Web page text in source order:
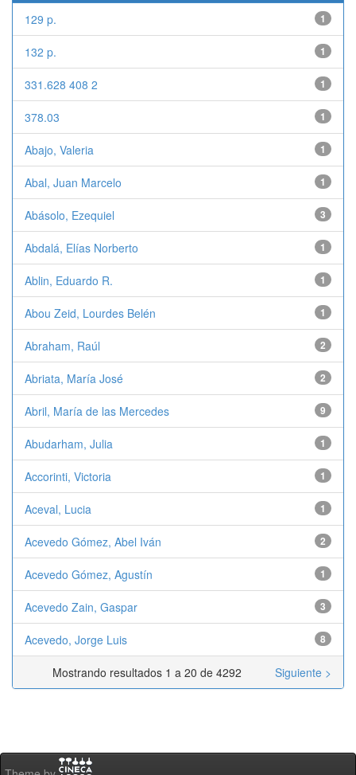
129 p. 1
132 p. 1
331.628 408 2 1
378.03 1
Abajo, Valeria 1
Abal, Juan Marcelo 1
Abásolo, Ezequiel 3
Abdalá, Elías Norberto 1
Ablin, Eduardo R. 1
Abou Zeid, Lourdes Belén 1
Abraham, Raúl 2
Abriata, María José 2
Abril, María de las Mercedes 9
Abudarham, Julia 1
Accorinti, Victoria 1
Aceval, Lucia 1
Acevedo Gómez, Abel Iván 2
Acevedo Gómez, Agustín 1
Acevedo Zain, Gaspar 3
Acevedo, Jorge Luis 8
Mostrando resultados 1 a 20 de 4292 Siguiente >